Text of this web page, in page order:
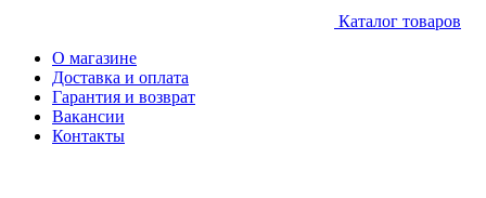
Каталог товаров
О магазине
Доставка и оплата
Гарантия и возврат
Вакансии
Контакты